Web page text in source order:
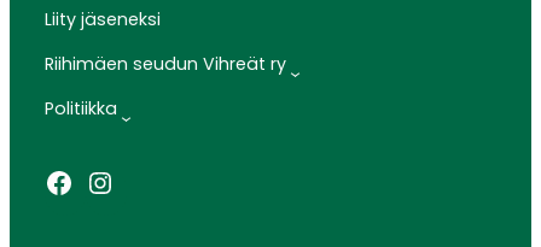
Liity jäseneksi
Riihimäen seudun Vihreät ry
Politiikka
Facebook
Instagram